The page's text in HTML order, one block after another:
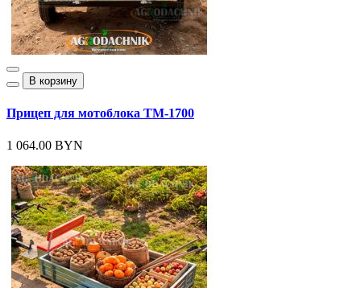
В корзину
Прицеп для мотоблока ТМ-1700
1 064.00 BYN